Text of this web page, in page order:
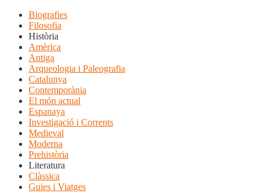
Biografies
Filosofia
Història
Amèrica
Antiga
Arqueologia i Paleografia
Catalunya
Contemporània
El món actual
Espanaya
Investigació i Corrents
Medieval
Moderna
Prehistòria
Literatura
Clàssica
Guies i Viatges